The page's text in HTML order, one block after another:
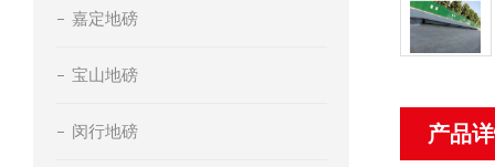
嘉定地磅
宝山地磅
闵行地磅 产品